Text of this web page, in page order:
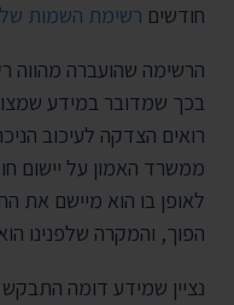
חודשים רשימת השמות
הרשימה שהועברה
בכך שמדובר במידע
רואים הצדקה לעיכוב
ממשרד האמון על יישום
לאופן בו הוא מיישם את
הפוך, והמקרה שלפנינו
נציין שמידע דומה